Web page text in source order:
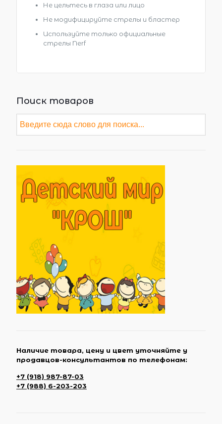
Не цельтесь в глаза или лицо
Не модифицируйте стрелы и бластер
Используйте только официальные
стрелы Nerf
Поиск товаров
Наличие товара, цену и цвет уточняйте у
продавцов-консультантов по телефонам:
+7 (918) 987-87-03
+7 (988) 6-203-203